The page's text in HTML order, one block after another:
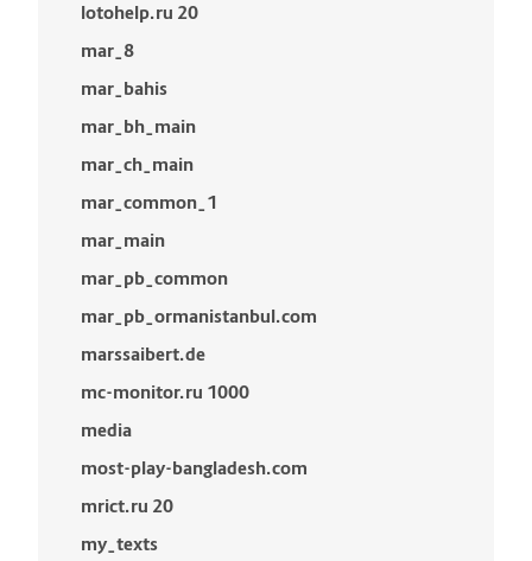
lotohelp.ru 20
mar_8
mar_bahis
mar_bh_main
mar_ch_main
mar_common_1
mar_main
mar_pb_common
mar_pb_ormanistanbul.com
marssaibert.de
mc-monitor.ru 1000
media
most-play-bangladesh.com
mrict.ru 20
my_texts